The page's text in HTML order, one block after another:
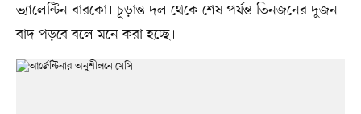
ভ্যালেন্টিন বারকো। চূড়ান্ত দল থেকে শেষ পর্যন্ত তিনজনের দুজন
বাদ পড়বে বলে মনে করা হচ্ছে।